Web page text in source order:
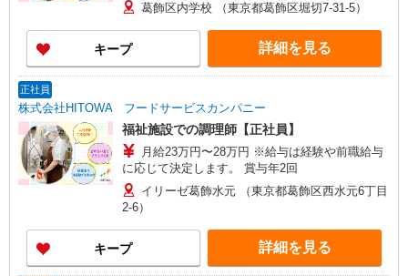
葛飾区内学校 （東京都葛飾区堀切7-31-5）
キープ 詳細を見る
正社員
株式会社HITOWA フードサービスカンパニー
福祉施設での調理師【正社員】
月給23万円〜28万円 ※給与は経験や前職給与
に応じて決定します。 賞与年2回
イリーゼ葛飾水元 （東京都葛飾区西水元6丁目
2‐6）
キープ 詳細を見る